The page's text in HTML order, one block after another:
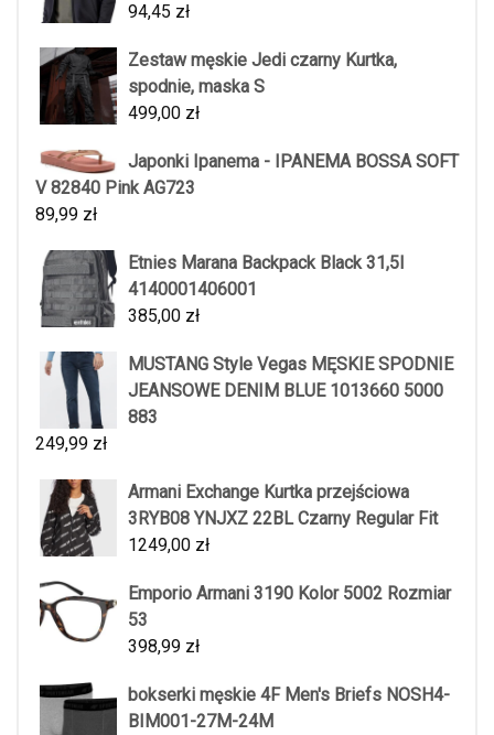
94,45 zł
Zestaw męskie Jedi czarny Kurtka,
spodnie, maska S
499,00 zł
Japonki Ipanema - IPANEMA BOSSA SOFT
V 82840 Pink AG723
89,99 zł
Etnies Marana Backpack Black 31,5l
4140001406001
385,00 zł
MUSTANG Style Vegas MĘSKIE SPODNIE
JEANSOWE DENIM BLUE 1013660 5000
883
249,99 zł
Armani Exchange Kurtka przejściowa
3RYB08 YNJXZ 22BL Czarny Regular Fit
1249,00 zł
Emporio Armani 3190 Kolor 5002 Rozmiar
53
398,99 zł
bokserki męskie 4F Men's Briefs NOSH4-
BIM001-27M-24M